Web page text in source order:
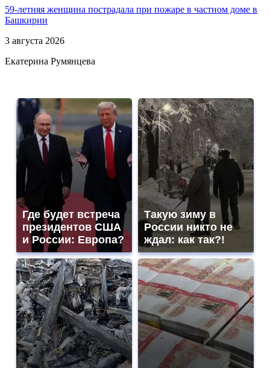
59-летняя женщина пострадала при пожаре в частном доме в
Башкирии
3 августа 2026
Екатерина Румянцева
Где будет встреча
президентов США
и России: Европа?
Такую зиму в
России никто не
ждал: как так?!